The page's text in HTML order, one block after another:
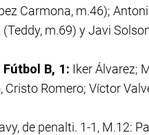
Carmona, m.46);
(Teddy, m.69) y Javi
B, 1: Iker Álvarez;
Cristo Romero; Víctor
de penalti. 1-1, M.12: